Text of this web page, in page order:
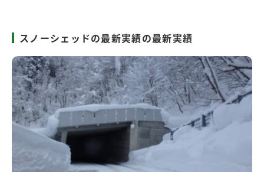
スノーシェッドの最新実績の最新実績